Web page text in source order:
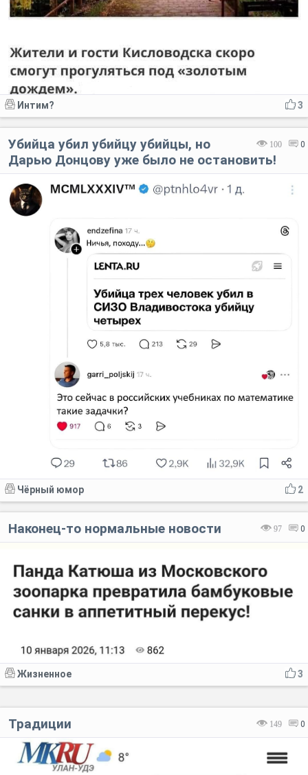
3
Интим?
100 0
Убийца убил убийцу убийцы, но
Дарью Донцову уже было не остановить!
2
Чёрный юмор
97 0
Наконец-то нормальные новости
3
Жизненное
149 0
Традиции